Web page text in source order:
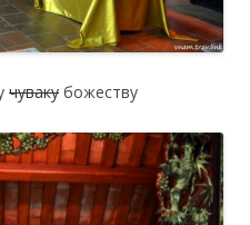
чуваку божеству